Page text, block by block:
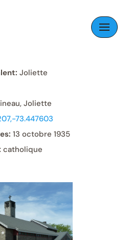
Joliette
Joliette
73.447603
13 octobre 1935
catholique